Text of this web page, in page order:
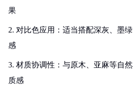
果
2. 对比色应用：适当搭配深灰、墨
感
3. 材质协调性：与原木、亚麻等自
质感